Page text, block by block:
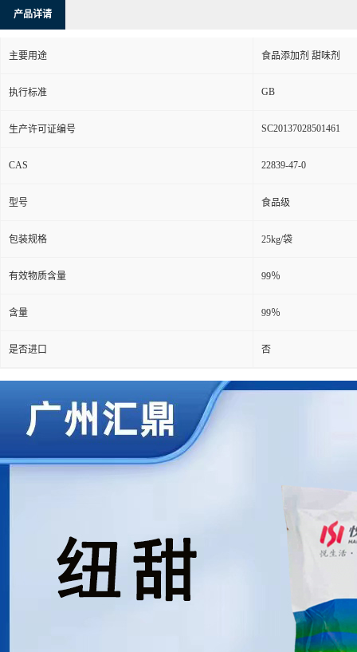
产品详请
主要用途 食品添加剂 甜味剂
执行标准 GB
生产许可证编号 SC20137028501461
CAS 22839-47-0
型号 食品级
包装规格 25kg/袋
有效物质含量 99％
含量 99％
是否进口 否